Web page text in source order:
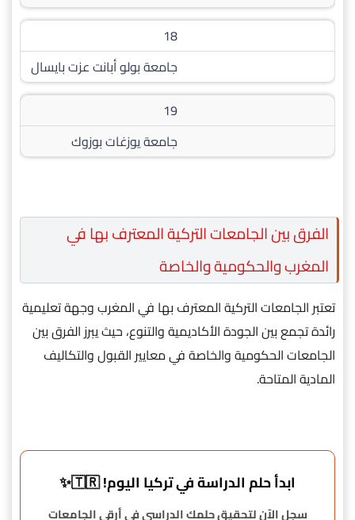
18
جامعة بولو أبانت عزت بايسال
19
جامعة يوزغات بوزوك
الفرق بين الجامعات التركية المعترف بها في
المغرب والحكومية والخاصة
تعتبر الجامعات التركية المعترف بها في المغرب وجهة تعليمية
رائدة تجمع بين الجودة الأكاديمية والتنوع، حيث يبرز الفرق بين
الجامعات الحكومية والخاصة في معايير القبول والتكاليف
المادية المتاحة.
ابدأ حلم الدراسة في تركيا اليوم! 🇹🇷✨
سجل الآن لتحقيق حلمك الدراسي في أرقى الجامعات